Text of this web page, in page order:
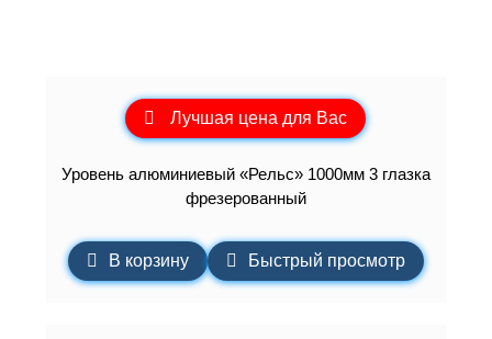
Лучшая цена для Вас
Уровень алюминиевый «Рельс» 1000мм 3 глазка
фрезерованный
В корзину Быстрый просмотр